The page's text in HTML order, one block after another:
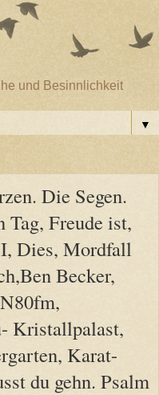
und Besinnlichkeit
▼
Die Segen.
Freude ist,
Dies, Mordfall
Becker,
Kristallpalast,
Karat-
du gehn. Psalm